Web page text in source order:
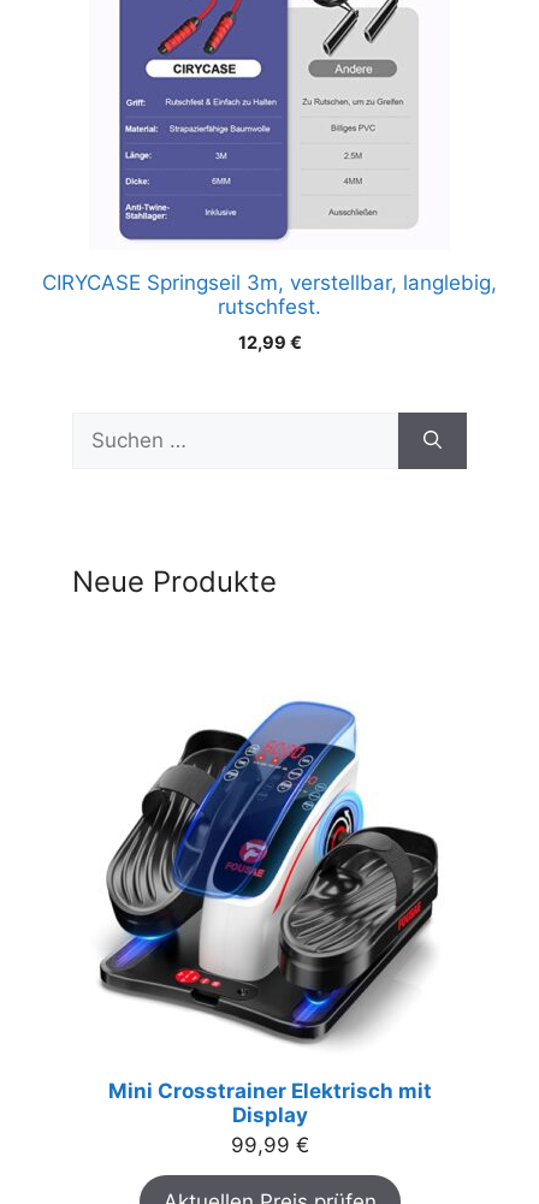
CIRYCASE Springseil 3m, verstellbar, langlebig,
rutschfest.
12,99 €
Suchen
nach:
Neue Produkte
Mini Crosstrainer Elektrisch mit
Display
99,99 €